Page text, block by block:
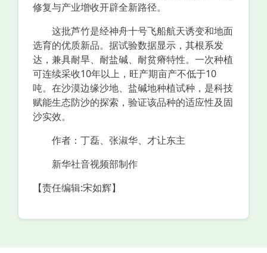
修复与产业增收开辟全新路径。
这批芦竹是经神舟十号飞船航天诱变和地面
选育的优质新品。据试验数据显示，其根系发
达，兼具耐旱、耐盐碱、耐贫瘠特性。一次种植
可连续采收10年以上，旺产期亩产不低于10
吨。在沙漠边缘沙地、盐碱地种植试种，是科技
赋能生态防沙的探索，验证该品种的适应性及固
沙实效。
作者：丁磊、张淑华、才让东主
新华社音视频部制作
【责任编辑:宋如辉】